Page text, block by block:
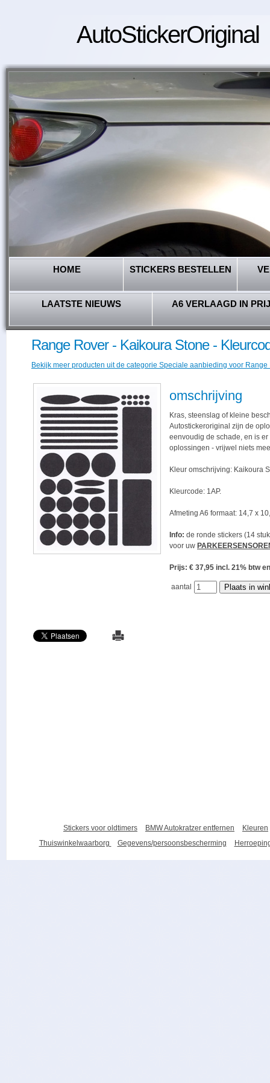
AutoStickerOriginal
HOME STICKERS BESTELLEN
LAATSTE NIEUWS A6 VERLAAGD IN
Range Rover - Kaikoura Stone -
Bekijk meer producten uit de categorie Speciale aanbieding voor Range
omschrijving
Kras, steenslag of kleine
Autostickeroriginal zijn de
eenvoudig de schade, en is
oplossingen - vrijwel niets
Kleur omschrijving: Kaikoura
Kleurcode: 1AP.
Afmeting A6 formaat: 14,7 x
Info: de ronde stickers (14
voor uw
Prijs: € 37,95 incl. 21% btw
aantal
Stickers voor oldtimers BMW Autokratzer entfernen
Kleuren
Thuiswinkelwaarborg
Gegevens/persoonsbescherming